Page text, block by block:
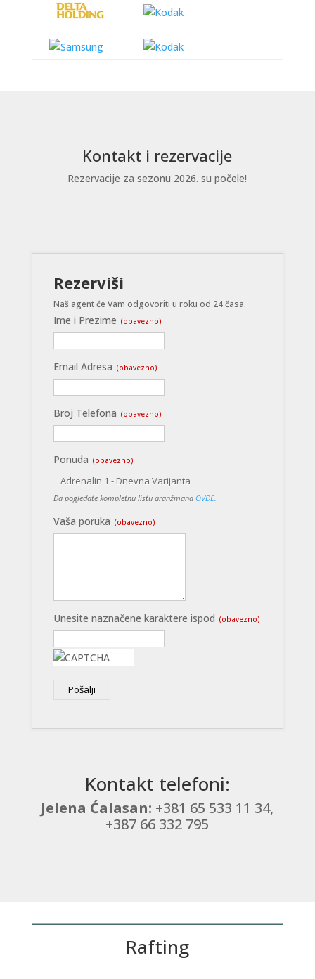
Kontakt i rezervacije
Rezervacije za sezonu 2026. su počele!
Rezerviši
Naš agent će Vam odgovoriti u roku od 24 časa.
Ime i Prezime (obavezno)
Email Adresa (obavezno)
Broj Telefona (obavezno)
Ponuda (obavezno)
Adrenalin 1 - Dnevna Varijanta
Da pogledate kompletnu listu aranžmana OVDE.
Vaša poruka (obavezno)
Unesite naznačene karaktere ispod (obavezno)
Pošalji
Kontakt telefoni:
Jelena Ćalasan: +381 65 533 11 34,
+387 66 332 795
Rafting